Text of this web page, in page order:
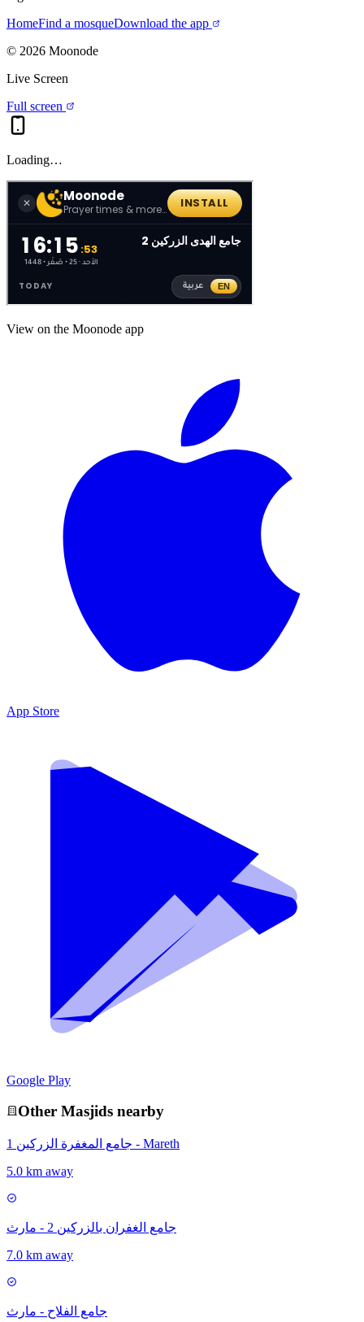
HomeFind a mosqueDownload the app
© 2026 Moonode
Live Screen
Full screen
Loading…
View on the Moonode app
App Store
Google Play
Other Masjids nearby
جامع المغفرة الزركين 1 - Mareth
5.0 km away
جامع الغفران بالزركين 2 - مارث
7.0 km away
جامع الفلاح - مارث